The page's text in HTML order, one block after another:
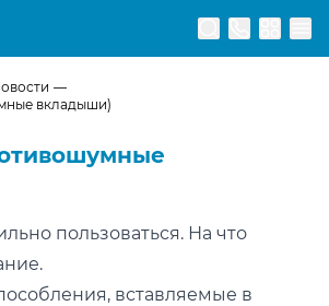
страницу
вкладыши)
пользоваться. На что
вставляемые в